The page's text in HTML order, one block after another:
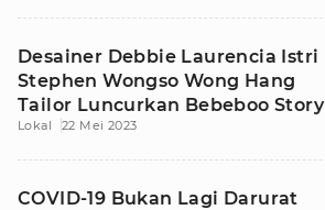
Desainer Debbie Laurencia Istri
Stephen Wongso Wong Hang
Tailor Luncurkan Bebeboo Story
Lokal 22 Mei 2023
COVID-19 Bukan Lagi Darurat